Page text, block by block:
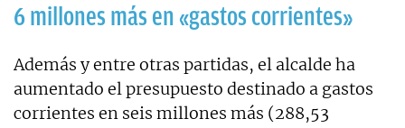
6 millones más en «gastos corrientes»
Además y entre otras partidas, el alcalde ha
aumentado el presupuesto destinado a gastos
corrientes en seis millones más (288,53